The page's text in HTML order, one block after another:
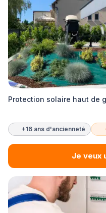
Protection solaire haut de
+16 ans d'ancienneté
Je veux